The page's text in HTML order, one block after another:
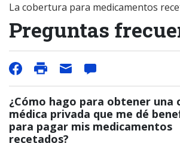
La cobertura para medicamentos
Preguntas
¿Cómo hago para obtener una
médica privada que me dé
para pagar mis medicamentos
recetados?